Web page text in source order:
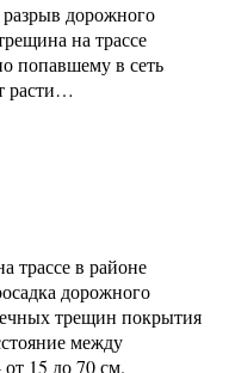
дорожного
на трассе
попавшему в сеть
расти…
трассе в районе
дорожного
трещин покрытия
между
15 до 70 см.